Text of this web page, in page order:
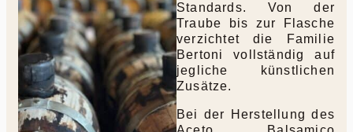
Standards. Von der
Traube bis zur Flasche
verzichtet die Familie
Bertoni vollständig auf
jegliche künstlichen
Zusätze.
Bei der Herstellung des